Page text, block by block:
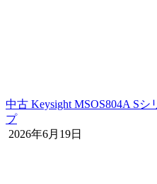
中古 Keysight MSOS804A S
プ
2026年6月19日